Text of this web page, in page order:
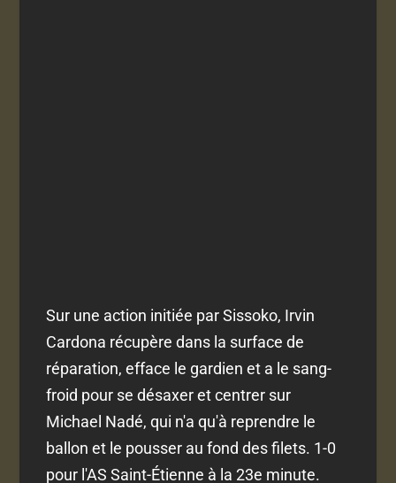
Sur une action initiée par Sissoko, Irvin
Cardona récupère dans la surface de
réparation, efface le gardien et a le sang-
froid pour se désaxer et centrer sur
Michael Nadé, qui n'a qu'à reprendre le
ballon et le pousser au fond des filets. 1-0
pour l'AS Saint-Étienne à la 23e minute.